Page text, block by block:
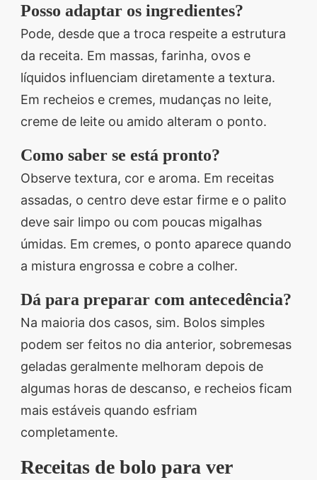
Posso adaptar os ingredientes?
Pode, desde que a troca respeite a estrutura
da receita. Em massas, farinha, ovos e
líquidos influenciam diretamente a textura.
Em recheios e cremes, mudanças no leite,
creme de leite ou amido alteram o ponto.
Como saber se está pronto?
Observe textura, cor e aroma. Em receitas
assadas, o centro deve estar firme e o palito
deve sair limpo ou com poucas migalhas
úmidas. Em cremes, o ponto aparece quando
a mistura engrossa e cobre a colher.
Dá para preparar com antecedência?
Na maioria dos casos, sim. Bolos simples
podem ser feitos no dia anterior, sobremesas
geladas geralmente melhoram depois de
algumas horas de descanso, e recheios ficam
mais estáveis quando esfriam
completamente.
Receitas de bolo para ver